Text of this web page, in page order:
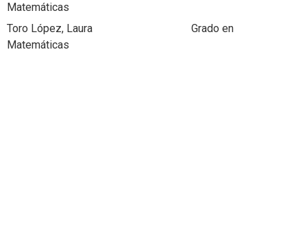
Matemáticas
Toro López, Laura Grado en
Matemáticas